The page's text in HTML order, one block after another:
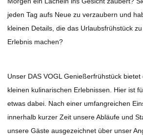
jeden Tag aufs Neue zu verzaubern und
kleinen Details, die das Urlaubsfrühstück
Erlebnis machen?
Unser DAS VOGL Genießerfrühstück
kleinen kulinarischen Erlebnissen. Hier ist
etwas dabei. Nach einer umfangreichen
innerhalb kurzer Zeit unsere Abläufe und
unsere Gäste ausgezeichnet über unser